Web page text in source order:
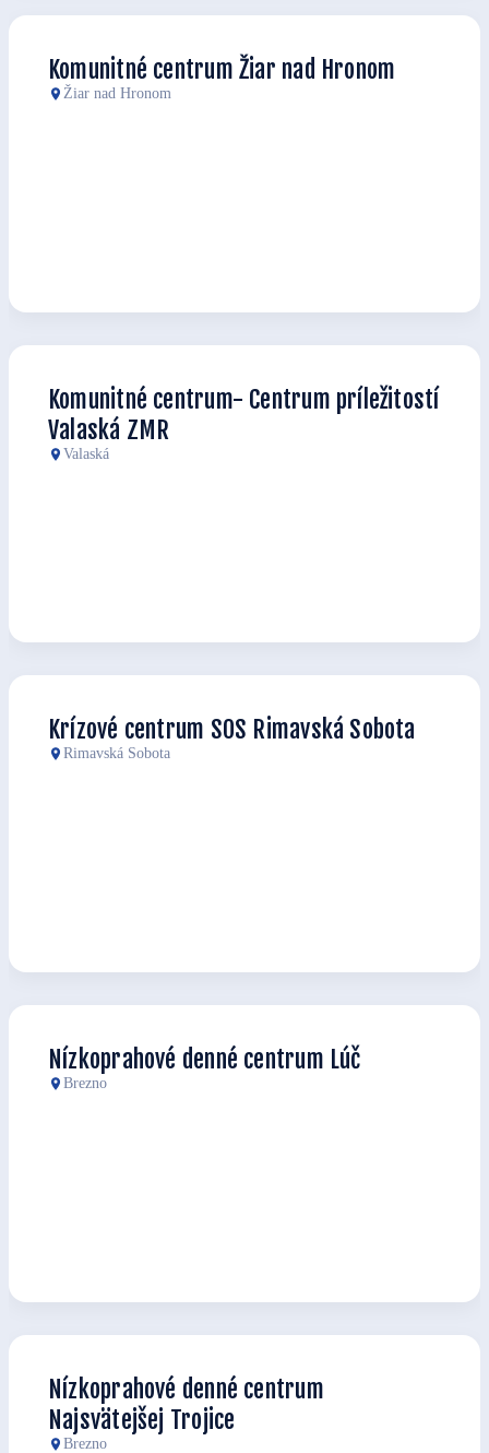
Komunitné centrum Žiar nad Hronom
Žiar nad Hronom
Komunitné centrum- Centrum príležitostí
Valaská ZMR
Valaská
Krízové centrum SOS Rimavská Sobota
Rimavská Sobota
Nízkoprahové denné centrum Lúč
Brezno
Nízkoprahové denné centrum
Najsvätejšej Trojice
Brezno